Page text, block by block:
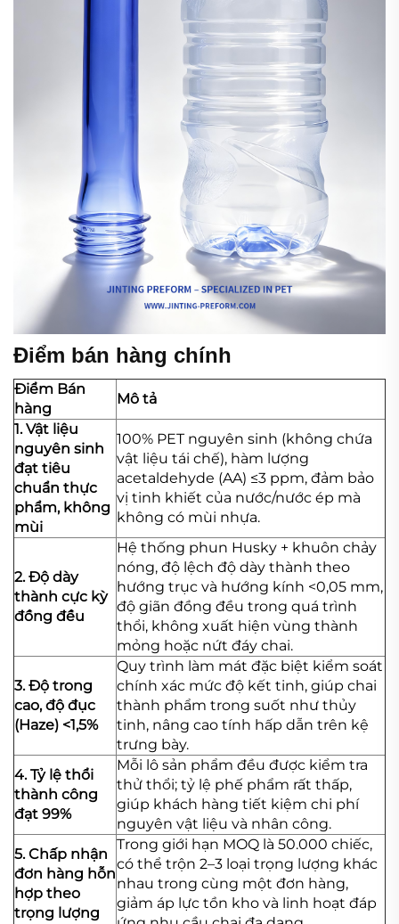
Điểm bán hàng chính
Điểm Bán
hàng
Mô tả
1. Vật liệu
nguyên sinh
đạt tiêu
chuẩn thực
phẩm, không
mùi
100% PET nguyên sinh (không chứa
vật liệu tái chế), hàm lượng
acetaldehyde (AA) ≤3 ppm, đảm bảo
vị tinh khiết của nước/nước ép mà
không có mùi nhựa.
2. Độ dày
thành cực kỳ
đồng đều
Hệ thống phun Husky + khuôn chảy
nóng, độ lệch độ dày thành theo
hướng trục và hướng kính <0,05 mm,
độ giãn đồng đều trong quá trình
thổi, không xuất hiện vùng thành
mỏng hoặc nứt đáy chai.
3. Độ trong
cao, độ đục
(Haze) <1,5%
Quy trình làm mát đặc biệt kiểm soát
chính xác mức độ kết tinh, giúp chai
thành phẩm trong suốt như thủy
tinh, nâng cao tính hấp dẫn trên kệ
trưng bày.
4. Tỷ lệ thổi
thành công
đạt 99%
Mỗi lô sản phẩm đều được kiểm tra
thử thổi; tỷ lệ phế phẩm rất thấp,
giúp khách hàng tiết kiệm chi phí
nguyên vật liệu và nhân công.
5. Chấp nhận
đơn hàng hỗn
hợp theo
trọng lượng
Trong giới hạn MOQ là 50.000 chiếc,
có thể trộn 2–3 loại trọng lượng khác
nhau trong cùng một đơn hàng,
giảm áp lực tồn kho và linh hoạt đáp